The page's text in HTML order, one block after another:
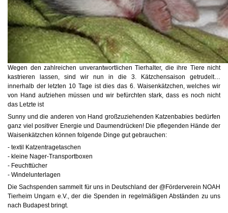
Wegen den zahlreichen unverantwortlichen Tierhalter, die ihre Tiere nicht
kastrieren lassen, sind wir nun in die 3. Kätzchensaison getrudelt…
innerhalb der letzten 10 Tage ist dies das 6. Waisenkätzchen, welches wir
von Hand aufziehen müssen und wir befürchten stark, dass es noch nicht
das Letzte ist
Sunny und die anderen von Hand großzuziehenden Katzenbabies bedürfen
ganz viel positiver Energie und Daumendrücken! Die pflegenden Hände der
Waisenkätzchen können folgende Dinge gut gebrauchen:
- textil Katzentragetaschen
- kleine Nager-Transportboxen
- Feuchttücher
- Windelunterlagen
Die Sachspenden sammelt für uns in Deutschland der @Förderverein NOAH
Tierheim Ungarn e.V., der die Spenden in regelmäßigen Abständen zu uns
nach Budapest bringt.